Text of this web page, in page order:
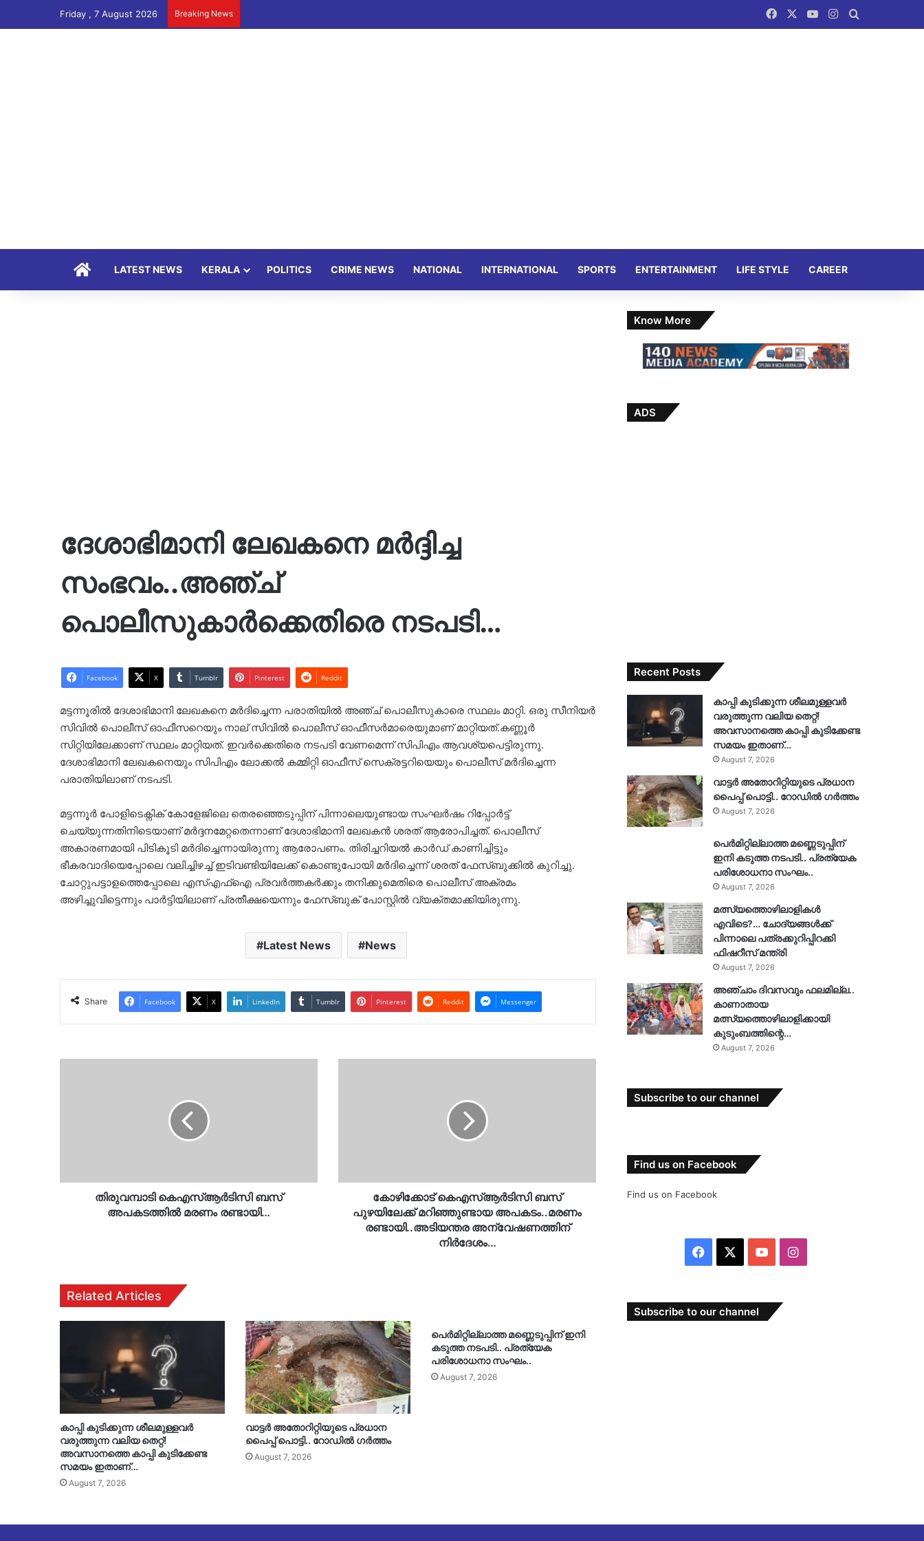
Friday , 7 August 2026 Breaking News FacebookYouTubeInstagram
HomeLATEST NEWS KERALA POLITICS CRIME NEWS NATIONAL INTERNATIONAL SPORTS ENTERTAINMENT LIFE STYLE CAREER
ദേശാഭിമാനി ലേഖകനെ മർദ്ദിച്ച
സംഭവം..അഞ്ച്
പൊലീസുകാർക്കെതിരെ നടപടി…
Facebook X Tumblr Pinterest Reddit
മട്ടന്നൂരിൽ ദേശാഭിമാനി ലേഖകനെ മർദിച്ചെന്ന പരാതിയിൽ അഞ്ച് പൊലീസുകാരെ സ്ഥലം മാറ്റി. ഒരു സീനിയർ
സിവിൽ പൊലീസ് ഓഫീസറെയും നാല് സിവിൽ പൊലീസ് ഓഫീസർമാരെയുമാണ് മാറ്റിയത്.കണ്ണൂർ
സിറ്റിയിലേക്കാണ് സ്ഥലം മാറ്റിയത്. ഇവർക്കെതിരെ നടപടി വേണമെന്ന് സിപിഎം ആവശ്യപെട്ടിരുന്നു.
ദേശാഭിമാനി ലേഖകനെയും സിപിഎം ലോക്കൽ കമ്മിറ്റി ഓഫീസ് സെക്രട്ടറിയെയും പൊലീസ് മർദിച്ചെന്ന
പരാതിയിലാണ് നടപടി.
മട്ടന്നൂർ പോളിടെക്നിക് കോളേജിലെ തെരഞ്ഞെടുപ്പിന് പിന്നാലെയുണ്ടായ സംഘർഷം റിപ്പോർട്ട്
ചെയ്യുന്നതിനിടെയാണ് മർദ്ദനമേറ്റതെന്നാണ് ദേശാഭിമാനി ലേഖകൻ ശരത് ആരോപിച്ചത്. പൊലീസ്
അകാരണമായി പിടികൂടി മർദിച്ചെന്നായിരുന്നു ആരോപണം. തിരിച്ചറിയൽ കാർഡ് കാണിച്ചിട്ടും
ഭീകരവാദിയെപ്പോലെ വലിച്ചിഴച്ച് ഇടിവണ്ടിയിലേക്ക് കൊണ്ടുപോയി മർദിച്ചെന്ന് ശരത് ഫേസ്ബുക്കിൽ കുറിച്ചു.
ചോറ്റുപട്ടാളത്തെപ്പോലെ എസ്എഫ്ഐ പ്രവർത്തകർക്കും തനിക്കുമെതിരെ പൊലീസ് അക്രമം
അഴിച്ചുവിട്ടെന്നും പാർട്ടിയിലാണ് പ്രതീക്ഷയെന്നും ഫേസ്ബുക് പോസ്റ്റിൽ വ്യക്തമാക്കിയിരുന്നു.
Latest News News
Share Facebook X LinkedIn Tumblr Pinterest Reddit Messenger
തിരുവമ്പാടി കെഎസ്ആർടിസി ബസ്
അപകടത്തിൽ മരണം രണ്ടായി…
നിര്‍ദേശം…
കോഴിക്കോട് കെഎസ്ആര്‍ടിസി ബസ്
പുഴയിലേക്ക് മറിഞ്ഞുണ്ടായ അപകടം..മരണം
രണ്ടായി..അടിയന്തര അന്വേഷണത്തിന്
നിര്‍ദേശം…
Related Articles
കാപ്പി കുടിക്കുന്ന ശീലമുള്ളവർ
വരുത്തുന്ന വലിയ തെറ്റ്!
അവസാനത്തെ കാപ്പി കുടിക്കേണ്ട
സമയം ഇതാണ്…
August 7, 2026
വാട്ടർ അതോറിറ്റിയുടെ പ്രധാന
പൈപ്പ് പൊട്ടി.. റോഡിൽ ഗർത്തം
August 7, 2026
പെർമിറ്റില്ലാത്ത മണ്ണെടുപ്പിന് ഇനി
കടുത്ത നടപടി.. പ്രത്യേക
പരിശോധനാ സംഘം..
August 7, 2026
Know More
ADS
Recent Posts
കാപ്പി കുടിക്കുന്ന ശീലമുള്ളവർ
വരുത്തുന്ന വലിയ തെറ്റ്!
അവസാനത്തെ കാപ്പി കുടിക്കേണ്ട
സമയം ഇതാണ്…
August 7, 2026
വാട്ടർ അതോറിറ്റിയുടെ പ്രധാന
പൈപ്പ് പൊട്ടി.. റോഡിൽ ഗർത്തം
August 7, 2026
പെർമിറ്റില്ലാത്ത മണ്ണെടുപ്പിന്
ഇനി കടുത്ത നടപടി.. പ്രത്യേക
പരിശോധനാ സംഘം..
August 7, 2026
മത്സ്യത്തൊഴിലാളികൾ
എവിടെ?… ചോദ്യങ്ങൾക്ക്
പിന്നാലെ പത്രക്കുറിപ്പിറക്കി
ഫിഷറീസ് മന്ത്രി
August 7, 2026
അഞ്ചാം ദിവസവും ഫലമില്ല..
കാണാതായ
മത്സ്യത്തൊഴിലാളിക്കായി
കുടുംബത്തിന്റെ…
August 7, 2026
Subscribe to our channel
Find us on Facebook
Find us on Facebook
Facebook YouTubeInstagram
Subscribe to our channel